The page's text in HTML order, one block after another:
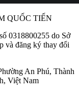
QUỐC TIẾN
0318800255 do Sở
và đăng ký thay đổi
An Phú, Thành
Việt Nam